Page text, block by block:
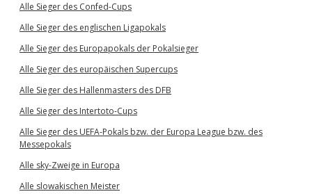
Alle Sieger des Confed-Cups
Alle Sieger des englischen Ligapokals
Alle Sieger des Europapokals der Pokalsieger
Alle Sieger des europäischen Supercups
Alle Sieger des Hallenmasters des DFB
Alle Sieger des Intertoto-Cups
Alle Sieger des UEFA-Pokals bzw. der Europa League bzw. des
Messepokals
Alle sky-Zweige in Europa
Alle slowakischen Meister